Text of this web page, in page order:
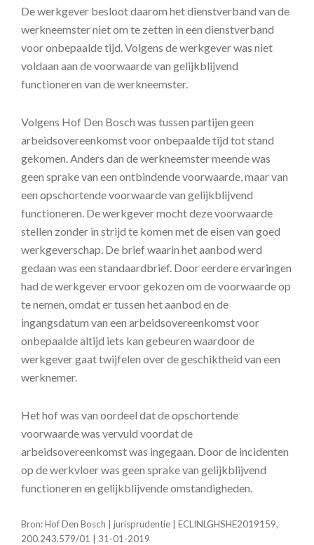
De werkgever besloot daarom het dienstverband van de
werkneemster niet om te zetten in een dienstverband
voor onbepaalde tijd. Volgens de werkgever was niet
voldaan aan de voorwaarde van gelijkblijvend
functioneren van de werkneemster.
Volgens Hof Den Bosch was tussen partijen geen
arbeidsovereenkomst voor onbepaalde tijd tot stand
gekomen. Anders dan de werkneemster meende was
geen sprake van een ontbindende voorwaarde, maar van
een opschortende voorwaarde van gelijkblijvend
functioneren. De werkgever mocht deze voorwaarde
stellen zonder in strijd te komen met de eisen van goed
werkgeverschap. De brief waarin het aanbod werd
gedaan was een standaardbrief. Door eerdere ervaringen
had de werkgever ervoor gekozen om de voorwaarde op
te nemen, omdat er tussen het aanbod en de
ingangsdatum van een arbeidsovereenkomst voor
onbepaalde altijd iets kan gebeuren waardoor de
werkgever gaat twijfelen over de geschiktheid van een
werknemer.
Het hof was van oordeel dat de opschortende
voorwaarde was vervuld voordat de
arbeidsovereenkomst was ingegaan. Door de incidenten
op de werkvloer was geen sprake van gelijkblijvend
functioneren en gelijkblijvende omstandigheden.
Bron: Hof Den Bosch | jurisprudentie | ECLINLGHSHE2019159,
200.243.579/01 | 31-01-2019